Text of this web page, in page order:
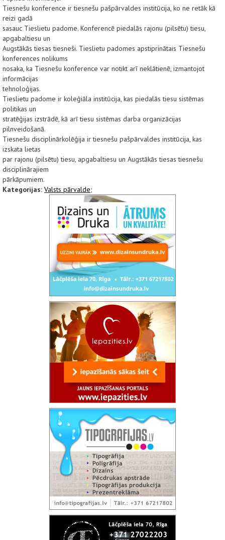
Tiesnešu konference ir tiesnešu pašpārvaldes institūcija, ko ne retāk kā
reizi gadā
sasauc Tieslietu padome. Konferencē piedalās rajonu (pilsētu) tiesu,
apgabaltiesu un
Augstākās tiesas tiesneši. Tieslietu padomes apstiprinātais Tiesnešu
konferences nolikums
nosaka, ka Tiesnešu konference var notikt arī neklātienē, izmantojot
informācijas
tehnoloģijas.
Tieslietu padome ir koleģiāla institūcija, kas piedalās tiesu sistēmas
politikas un
stratēģijas izstrādē, kā arī tiesu sistēmas darba organizācijas
pilnveidošanā.
Tiesnešu disciplinārkolēģija ir tiesnešu pašpārvaldes institūcija, kas
izskata lietas
par rajonu (pilsētu) tiesu, apgabaltiesu un Augstākās tiesas tiesnešu
disciplinārajiem
pārkāpumiem.
Kategorijas: Valsts pārvalde;